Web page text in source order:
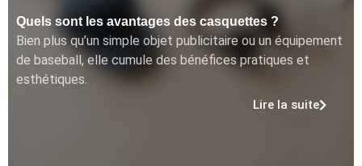
Quels sont les avantages des casquettes ?
Bien plus qu’un simple objet publicitaire ou un équipement
de baseball, elle cumule des bénéfices pratiques et
esthétiques.
Lire la suite